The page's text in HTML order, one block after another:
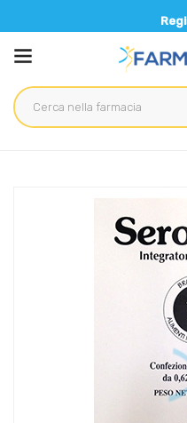
Registrati